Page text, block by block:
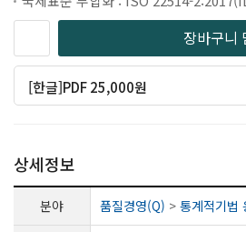
장바구니
[한글]PDF 25,000원
상세정보
분야 품질경영(Q) > 통계적기법